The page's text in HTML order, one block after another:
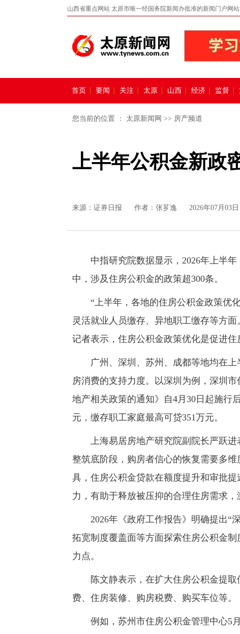
山西省重点网站 太原市唯一经国务院新闻办批准的新闻门户网站
首页 要闻 关注 太原 山西 经济 监督
您当前的位置 ： 太原新闻网 >> 房产频道
上半年公积金新政
来源： 证券日报 作者：张芗逸 2026年07月03
中指研究院数据显示，2026年上半年
中，涉及住房公积金的政策超300条。
“上半年，各地的住房公积金政策优化
灵活就业人员缴存、异地职工缴存等方
记者表示，住房公积金政策优化是促进住
广州、深圳、苏州、成都等地均在上
房消费的支持力度。以深圳为例，深圳
地产相关政策的通知》自4月30日起施行
元，缴存职工家庭最高可贷351万元。
上海易居房地产研究院副院长严跃进
整筑底阶段，购房者信心的恢复需要多
具，住房公积金贷款在额度提升和审批
力，有助于释放被压抑的合理住房需求，
2026年《政府工作报告》明确提出“深
拓宽制度覆盖面等方面探索住房公积金
力点。
陈文静表示，在扩大住房公积金提取
费、住房装修、购房税费、购买车位等。
例如，苏州市住房公积金管理中心5月